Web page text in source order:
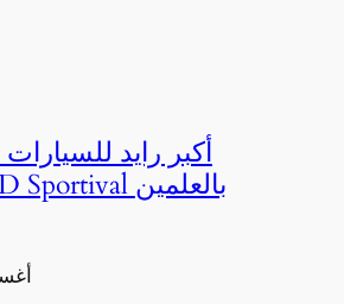
أكبر رايد
22